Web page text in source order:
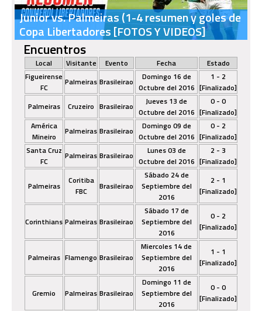
Junior vs. Palmeiras (1-4 resumen y goles de
Copa Libertadores [FOTOS Y VIDEOS]
Encuentros
Local Visitante Evento Fecha
Estado
Figueirense
FC
Palmeiras Brasileirao
Domingo 16 de
Octubre del 2016
1 - 2
[Finalizado]
Palmeiras
Cruzeiro Brasileirao
Jueves 13 de
Octubre del 2016
0 - 0
[Finalizado]
América
Mineiro
Palmeiras Brasileirao
Domingo 09 de
Octubre del 2016
0 - 2
[Finalizado]
Santa Cruz
FC
Palmeiras Brasileirao
Lunes 03 de
Octubre del 2016
2 - 3
[Finalizado]
Palmeiras
Coritiba
FBC
Brasileirao
Sábado 24 de
Septiembre del
2016
2 - 1
[Finalizado]
Corinthians Palmeiras Brasileirao
Sábado 17 de
Septiembre del
2016
0 - 2
[Finalizado]
Palmeiras Flamengo Brasileirao
Miercoles 14 de
Septiembre del
2016
1 - 1
[Finalizado]
Gremio Palmeiras Brasileirao
Domingo 11 de
Septiembre del
2016
0 - 0
[Finalizado]